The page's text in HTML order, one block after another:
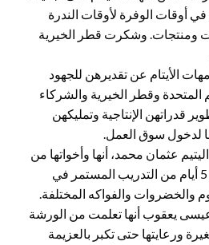
أوقات الوفرة لأوقات الندرة
ومنتجات. وشكرت قطر الخيرية
الأيتام عن تقديرهن للجهود
المتحدة وقطر الخيرية والشركاء
قدراتهن الإنتاجية وتمليكهن
لدخول سوق العمل.
عثمان محمد، أنها وأخواتها من
أمهات الأيتام تعلَّمن خلال 5 أيام من التدريب المستمر في
والخضروات والفواكه المختلفة.
يعقوب أنها تعلمت من الورشة
ورعايتها حتى تكبر بالعزيمة